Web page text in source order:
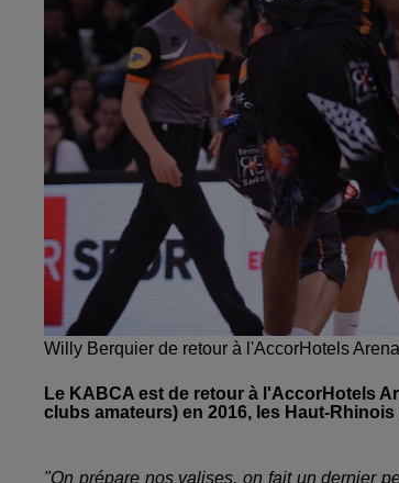
Willy Berquier de retour à l'AccorHotels
Le KABCA est de retour à l'AccorHotels
clubs amateurs) en 2016, les Haut-
"On prépare nos valises, on fait un dernier